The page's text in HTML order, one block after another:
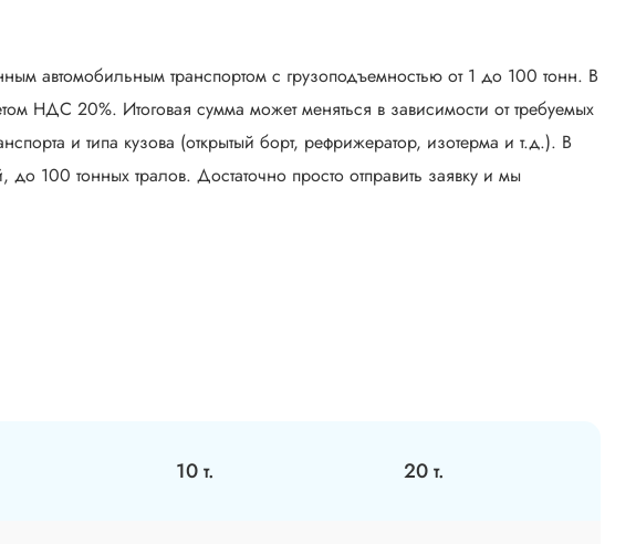
автомобильным транспортом с грузоподъемностью от 1 до 100 тонн. В
НДС 20%. Итоговая сумма может меняться в зависимости от требуемых
и типа кузова (открытый борт, рефрижератор, изотерма и т.д.). В
100 тонных тралов. Достаточно просто отправить заявку и мы
10 т. 20 т.